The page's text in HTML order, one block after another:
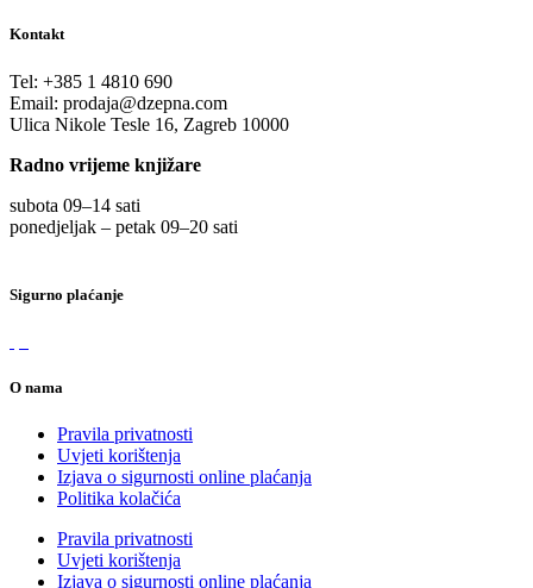
Kontakt
Tel: +385 1 4810 690
Email: prodaja@dzepna.com
Ulica Nikole Tesle 16, Zagreb 10000
Radno vrijeme knjižare
subota 09–14 sati
ponedjeljak – petak 09–20 sati
Sigurno plaćanje
O nama
Pravila privatnosti
Uvjeti korištenja
Izjava o sigurnosti online plaćanja
Politika kolačića
Pravila privatnosti
Uvjeti korištenja
Izjava o sigurnosti online plaćanja